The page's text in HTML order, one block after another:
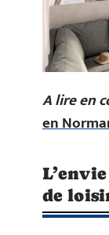
A lire en
en
de